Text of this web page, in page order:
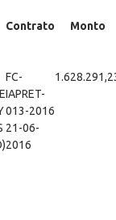
Contrato Monto
FC-
IAPRET-
013-2016
21-06-
2016